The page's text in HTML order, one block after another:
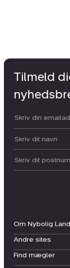
Om Nybolig
Andre sites
Find mægler
Tilmeld
Din email:
Dit navn:
Postnummer